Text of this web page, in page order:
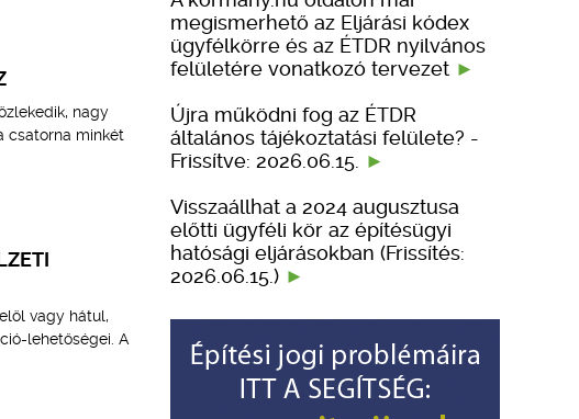
nagy
csatorna minkét
vagy hátul,
lehetőségei. A
megismerhető az Eljárási kódex
ügyfélkörre és az ÉTDR nyilvános
felületére vonatkozó tervezet
Újra működni fog az ÉTDR
általános tájékoztatási felülete? -
Frissítve: 2026.06.15.
Visszaállhat a 2024 augusztusa
előtti ügyféli kör az építésügyi
hatósági eljárásokban (Frissítés:
2026.06.15.)